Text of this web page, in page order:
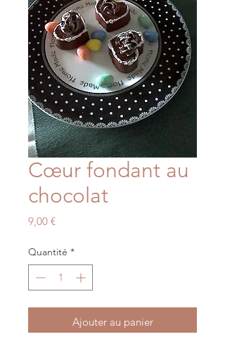
Cœur fondant au
chocolat
9,00 €Prix
Quantité *
Ajouter au panier